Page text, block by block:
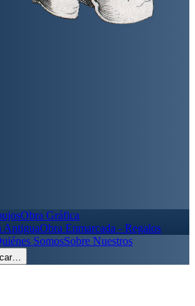
Obra Gráfica
AntiguaObra Enmarcada - Regalos
SomosSobre Nuestros
…